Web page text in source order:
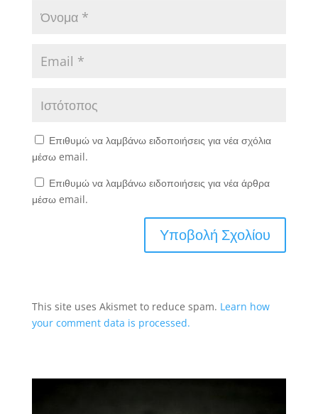
Επιθυμώ να λαμβάνω ειδοποιήσεις για νέα σχόλια
μέσω email.
Επιθυμώ να λαμβάνω ειδοποιήσεις για νέα άρθρα
μέσω email.
This site uses Akismet to reduce spam. Learn how
your comment data is processed.